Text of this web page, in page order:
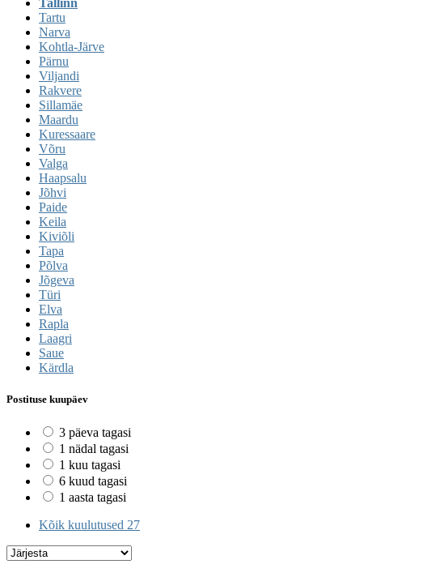
Tartu
Narva
Kohtla-Järve
Pärnu
Viljandi
Rakvere
Sillamäe
Maardu
Kuressaare
Võru
Valga
Haapsalu
Jõhvi
Paide
Keila
Kiviõli
Tapa
Põlva
Jõgeva
Türi
Elva
Rapla
Laagri
Saue
Kärdla
Postituse kuupäev
3 päeva tagasi
1 nädal tagasi
1 kuu tagasi
6 kuud tagasi
1 aasta tagasi
Kõik kuulutused 27